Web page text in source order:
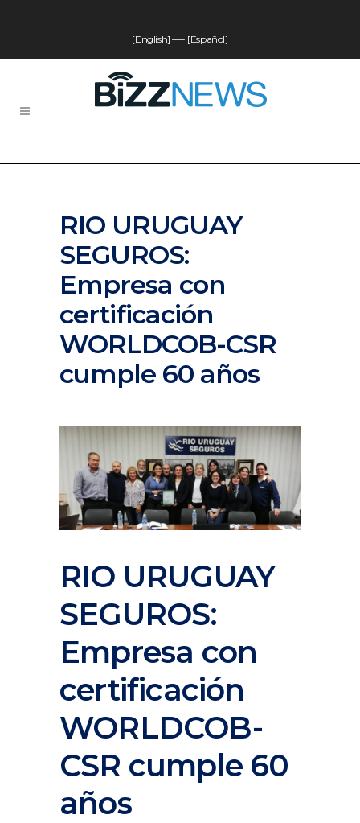
[English] —- [Español]
RIO URUGUAY
SEGUROS:
Empresa con
certificación
WORLDCOB-CSR
cumple 60 años
RIO URUGUAY
SEGUROS:
Empresa con
certificación
WORLDCOB-
CSR cumple 60
años